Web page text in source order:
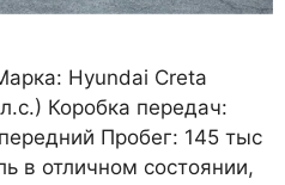
Hyundai Creta
Коробка передач:
Пробег: 145 тыс
в отличном состоянии,